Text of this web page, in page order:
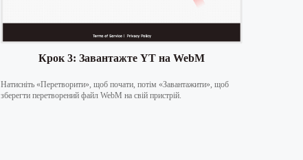
Крок 3: Завантажте YT на WebM
Натисніть «Перетворити», щоб почати, потім «Завантажити», щоб
зберегти перетворений файл WebM на свій пристрій.